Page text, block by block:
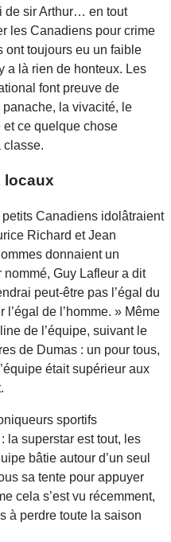
de sir Arthur… en tout
les Canadiens pour crime
ont toujours eu un faible
a là rien de honteux. Les
font preuve de
la vivacité, le
et ce quelque chose
classe.
locaux
Canadiens idolâtraient
Richard et Jean
donnaient un
Guy Lafleur a dit
peut-être pas l’égal du
l’égal de l’homme. » Même
de l’équipe, suivant le
de Dumas : un pour tous,
était supérieur aux
sportifs
la superstar est tout, les
bâtie autour d’un seul
sa tente pour appuyer
cela s’est vu récemment,
à perdre toute la saison